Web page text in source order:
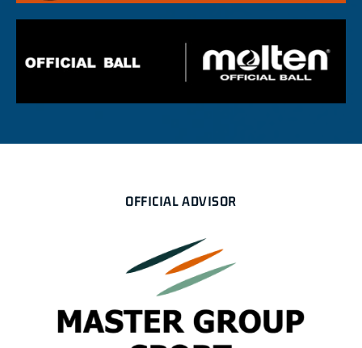
OFFICIAL ADVISOR